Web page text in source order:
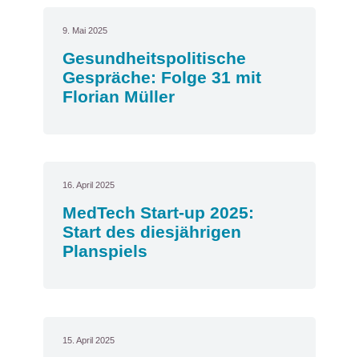
9. Mai 2025
Gesundheitspolitische
Gespräche: Folge 31 mit
Florian Müller
16. April 2025
MedTech Start-up 2025:
Start des diesjährigen
Planspiels
15. April 2025